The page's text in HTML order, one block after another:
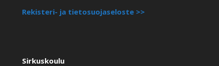
Rekisteri- ja tietosuojaseloste >>
Sirkuskoulu